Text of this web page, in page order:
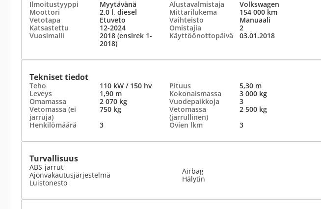
Ilmoitustyyppi Myytävänä Alustavalmistaja
Volkswagen
Moottori
2.0 l, diesel Mittarilukema
154 000 km
Vetotapa
Etuveto Vaihteisto
Manuaali
Katsastettu
12-2024 Omistajia
2
Vuosimalli
2018 (ensirek 1-
2018)
Käyttöönottopäivä 03.01.2018
Tekniset tiedot
Teho 110 kW / 150 hv Pituus
5,30 m
Leveys
1,90 m Kokonaismassa
3 000 kg
Omamassa
2 070 kg Vuodepaikkoja
3
Vetomassa (ei
jarruja)
750 kg
Vetomassa
(jarrullinen)
2 500 kg
Henkilömäärä
3 Ovien lkm 3
Turvallisuus
ABS-jarrut
Ajonvakautusjärjestelmä
Luistonesto
Airbag
Hälytin